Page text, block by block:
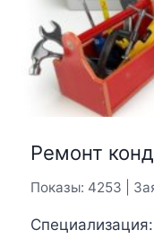
Ремонт
Показы: 4253 |